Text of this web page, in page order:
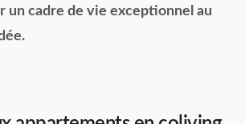
un cadre de vie exceptionnel au